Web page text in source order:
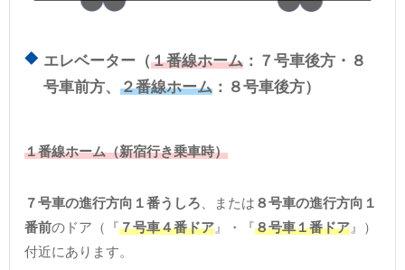
エレベーター（１番線ホーム ：７号車後方・８
号車前方、２番線ホーム ：８号車後方）
１番線ホーム（新宿行き乗車時）
７号車の進行方向１番うしろ 、または ８号車の進行方向１
番前のドア（『７号車４番ドア 』・『８号車１番ドア 』）
付近にあります。